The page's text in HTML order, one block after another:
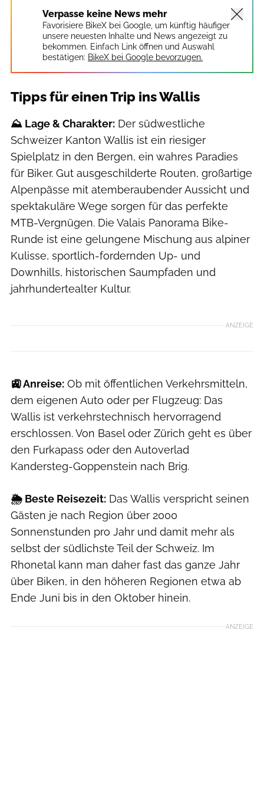
Verpasse keine News mehr
Favorisiere BikeX bei Google, um künftig häufiger
unsere neuesten Inhalte und News angezeigt zu
bekommen. Einfach Link öffnen und Auswahl
bestätigen: BikeX bei Google bevorzugen.
Tipps für einen Trip ins Wallis
⛰️ Lage & Charakter: Der südwestliche
Schweizer Kanton Wallis ist ein riesiger
Spielplatz in den Bergen, ein wahres Paradies
für Biker. Gut ausgeschilderte Routen, großartige
Alpenpässe mit atemberaubender Aussicht und
spektakuläre Wege sorgen für das perfekte
MTB-Vergnügen. Die Valais Panorama Bike-
Runde ist eine gelungene Mischung aus alpiner
Kulisse, sportlich-fordernden Up- und
Downhills, historischen Saumpfaden und
jahrhundertealter Kultur.
ANZEIGE
🚉Anreise: Ob mit öffentlichen Verkehrsmitteln,
dem eigenen Auto oder per Flugzeug: Das
Wallis ist verkehrstechnisch hervorragend
erschlossen. Von Basel oder Zürich geht es über
den Furkapass oder den Autoverlad
Kandersteg-Goppenstein nach Brig.
🌦️ Beste Reisezeit: Das Wallis verspricht seinen
Gästen je nach Region über 2000
Sonnenstunden pro Jahr und damit mehr als
selbst der südlichste Teil der Schweiz. Im
Rhonetal kann man daher fast das ganze Jahr
über Biken, in den höheren Regionen etwa ab
Ende Juni bis in den Oktober hinein.
ANZEIGE